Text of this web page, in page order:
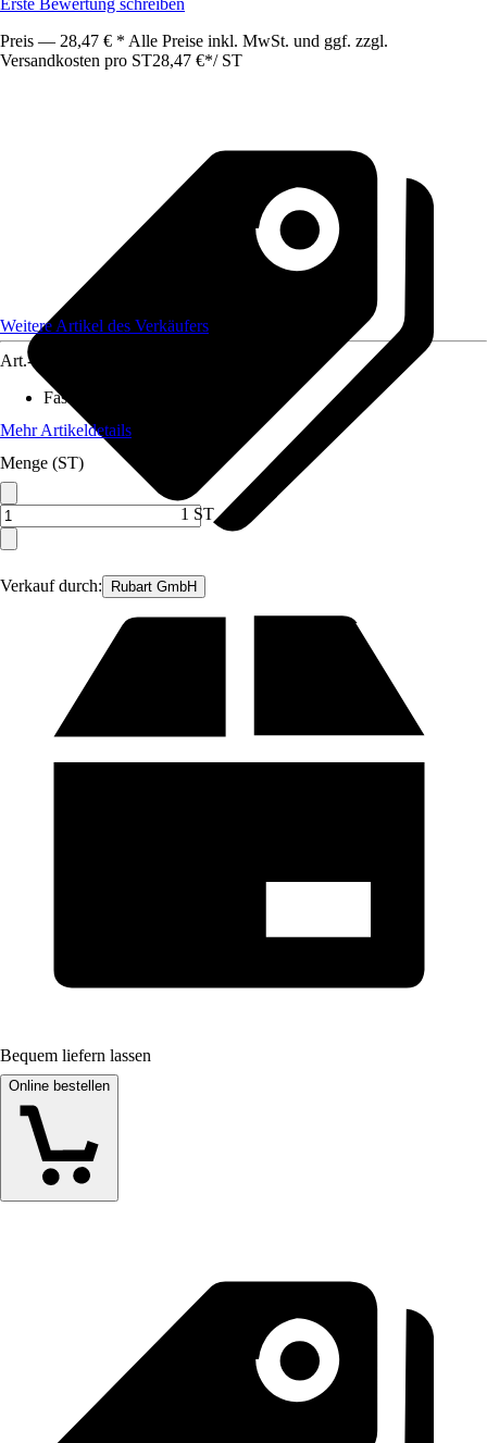
Erste Bewertung schreiben
Preis — 28,47 € * Alle Preise inkl. MwSt. und ggf. zzgl.
Versandkosten pro ST28,47 €*/ ST
Verkauf durch: Rubart GmbH
Weitere Artikel des Verkäufers
Art.-Nr.
Fassungsvermögen
Mehr Artikeldetails
Menge (ST)
1 ST
Bequem liefern lassen
Online bestellen